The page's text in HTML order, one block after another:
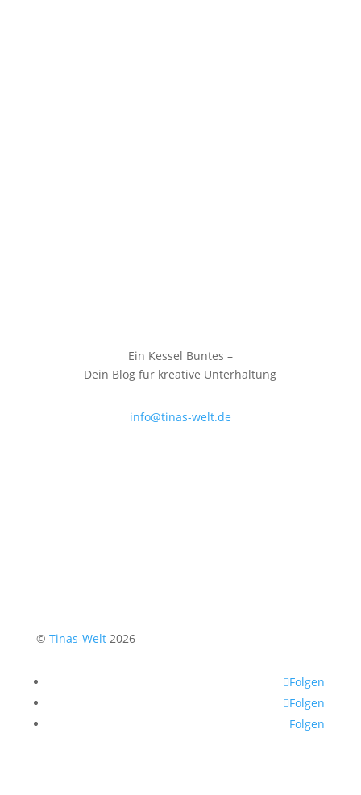
Ein Kessel Buntes –
Dein Blog für kreative Unterhaltung
info@tinas-welt.de
© Tinas-Welt2026
Folgen
Folgen
Folgen